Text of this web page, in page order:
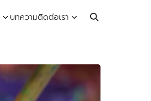
บทความติดต่อเรา